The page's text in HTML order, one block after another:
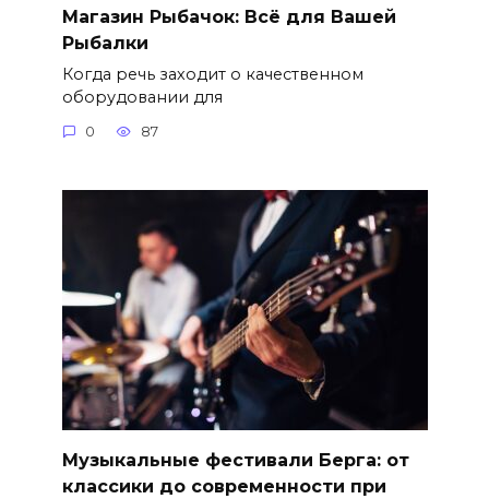
Магазин Рыбачок: Всё для Вашей
Рыбалки
Когда речь заходит о качественном
оборудовании для
0 87
Музыкальные фестивали Берга: от
классики до современности при